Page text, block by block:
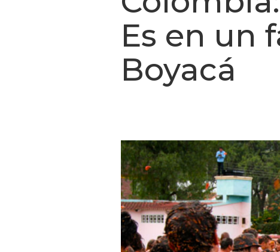
Es en un
Boyacá